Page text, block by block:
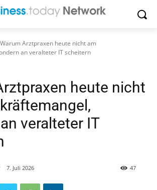
Warum Arztpraxen heute nicht am
an veralteter IT scheitern
heute nicht
veralteter IT
7. Juli 2026 47